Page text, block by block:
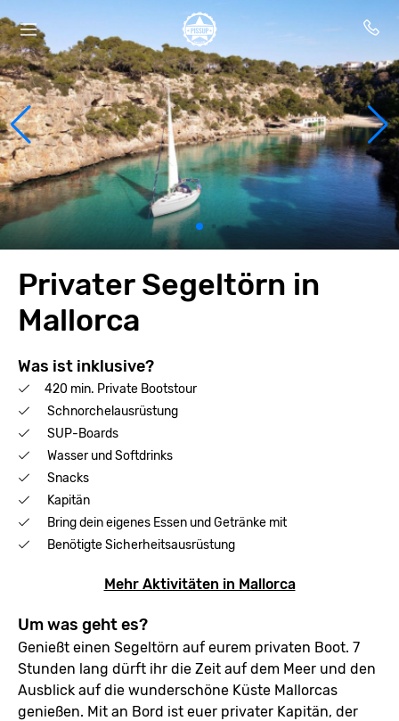
Privater Segeltörn in
Mallorca
Was ist inklusive?
420 min. Private Bootstour
Schnorchelausrüstung
SUP-Boards
Wasser und Softdrinks
Snacks
Kapitän
Bring dein eigenes Essen und Getränke mit
Benötigte Sicherheitsausrüstung
Mehr Aktivitäten in Mallorca
Um was geht es?
Genießt einen Segeltörn auf eurem privaten Boot. 7
Stunden lang dürft ihr die Zeit auf dem Meer und den
Ausblick auf die wunderschöne Küste Mallorcas
genießen. Mit an Bord ist euer privater Kapitän, der